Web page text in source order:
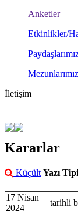
Anketler
Etkinlikler/
Mezunlarımız
İletişim
Kararlar
Küçült Yazı Tipi
17 Nisan
2024
tarihli